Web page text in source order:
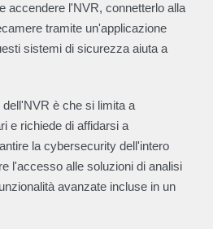
accendere l'NVR, connetterlo alla
tramite un'applicazione
sistemi di sicurezza aiuta a
è che si limita a
e richiede di affidarsi a
la cybersecurity dell'intero
l'accesso alle soluzioni di analisi
avanzate incluse in un